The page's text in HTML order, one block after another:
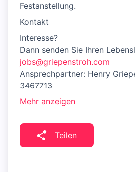
Festanstellung.
Kontakt
Interesse?
Dann senden Sie Ihren
jobs@griepenstroh.com
Ansprechpartner: Henry
3467713
Mehr anzeigen
Teilen